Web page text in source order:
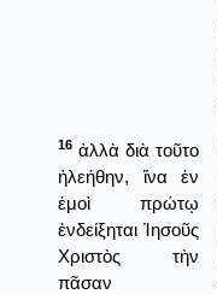
16 ἀλλὰ διὰ τοῦτο
ἠλεήθην, ἵνα ἐν
ἐμοὶ πρώτῳ
ἐνδείξηται Ἰησοῦς
Χριστὸς τὴν
πᾶσαν